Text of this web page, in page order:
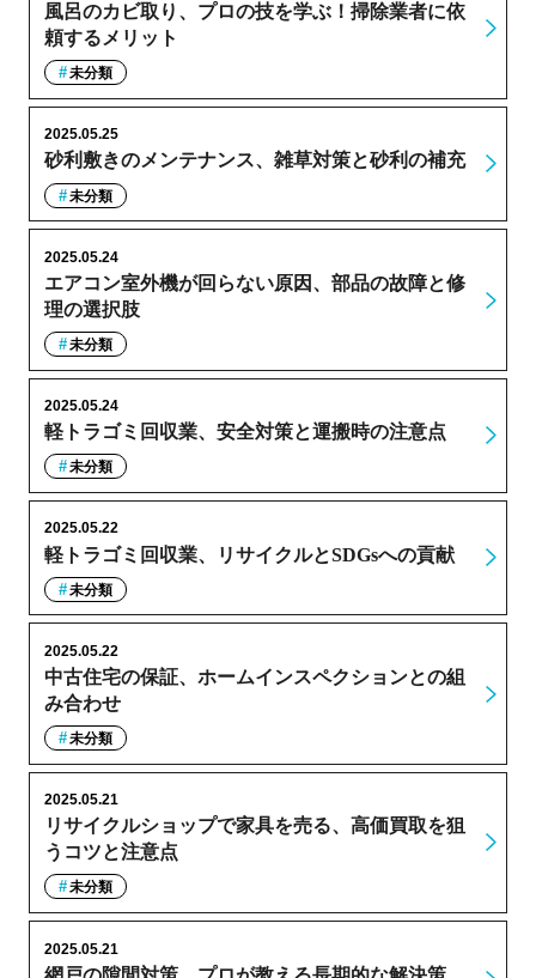
風呂のカビ取り、プロの技を学ぶ！掃除業者に依
頼するメリット
未分類
砂利敷きのメンテナンス、雑草対策と砂利の補充
2025.05.25
未分類
エアコン室外機が回らない原因、部品の故障と修
理の選択肢
2025.05.24
未分類
軽トラゴミ回収業、安全対策と運搬時の注意点
2025.05.24
未分類
軽トラゴミ回収業、リサイクルとSDGsへの貢献
2025.05.22
未分類
中古住宅の保証、ホームインスペクションとの組
み合わせ
2025.05.22
未分類
リサイクルショップで家具を売る、高価買取を狙
うコツと注意点
2025.05.21
未分類
2025.05.21